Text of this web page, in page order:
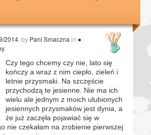
2014 , by Pani Smaczna in ●
.
Czy tego chcemy czy nie, lato się
kończy a wraz z nim ciepło, zieleń i
letnie przysmaki. Na szczęście
przychodzą te jesienne. Nie ma ich
wielu ale jednym z moich ulubionych
jesiennych przysmaków jest dynia, a
że już zaczęła pojawiać się w
nie czekałam na zrobienie pierwszej